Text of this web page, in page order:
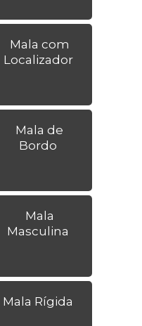
Mala com
Localizador
Mala de
Bordo
Mala
Masculina
Mala Rígida